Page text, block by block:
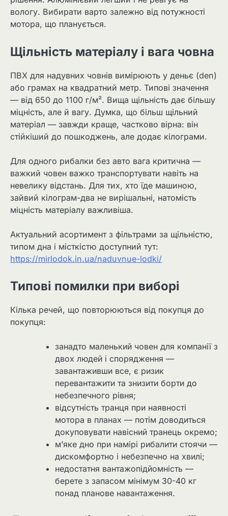
вологу. Вибирати варто залежно від потужності
мотора, що планується.
Щільність матеріалу і вага човна
ПВХ для надувних човнів вимірюють у деньє (den)
або грамах на квадратний метр. Типові значення
— від 650 до 1100 г/м². Вища щільність дає більшу
міцність, але й вагу. Думка, що більш щільний
матеріал — завжди краще, частково вірна: він
стійкіший до пошкоджень, але додає кілограми.
Для одного рибалки без авто вага критична —
важкий човен важко транспортувати навіть на
невелику відстань. Для тих, хто їде машиною,
зайвий кілограм-два не вирішальні, натомість
міцність матеріалу важливіша.
Актуальний асортимент з фільтрами за щільністю,
типом дна і місткістю доступний тут:
https://mirlodok.in.ua/naduvnue-lodki/
Типові помилки при виборі
Кілька речей, що повторюються від покупця до
покупця:
занадто маленький човен для компанії з
двох людей і спорядження —
завантаживши все, є ризик
перевантажити та знизити борти до
небезпечного рівня;
відсутність транця при наявності
мотора в планах — потім доводиться
докуповувати навісний транець окремо;
м’яке дно при намірі рибалити стоячи —
дискомфортно і небезпечно на хвилі;
недостатня вантажопідйомність —
берете з запасом мінімум 30-40 кг
понад планове навантаження.